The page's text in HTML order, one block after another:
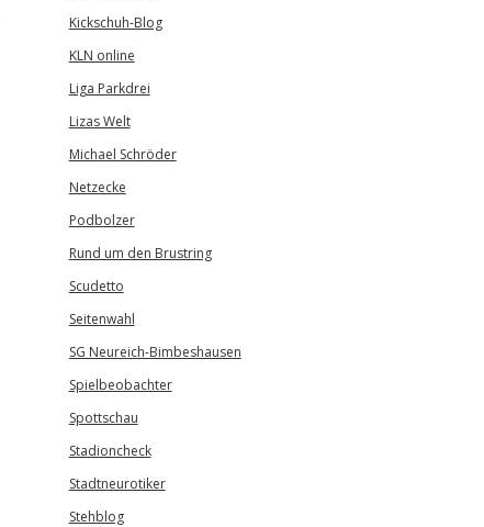
Kickschuh-Blog
KLN online
Liga Parkdrei
Lizas Welt
Michael Schröder
Netzecke
Podbolzer
Rund um den Brustring
Scudetto
Seitenwahl
SG Neureich-Bimbeshausen
Spielbeobachter
Spottschau
Stadioncheck
Stadtneurotiker
Stehblog